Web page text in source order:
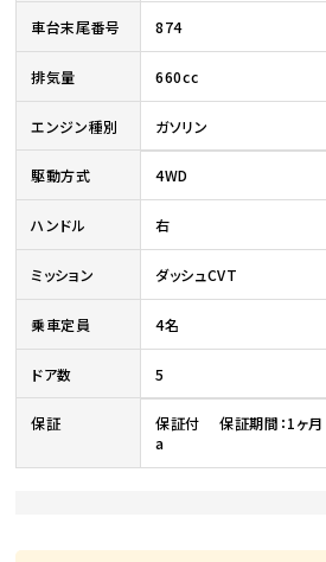
車台末尾番号 874
排気量 660cc
エンジン種別 ガソリン
駆動方式 4WD
ハンドル 右
ミッション ダッシュCVT
乗車定員 4名
ドア数 5
保証
保証付 保証期間：1ヶ
a